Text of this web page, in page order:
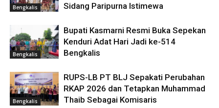
Bengkalis
Sidang Paripurna Istimewa
Bengkalis
Bupati Kasmarni Resmi Buka Sepekan
Kenduri Adat Hari Jadi ke-514
Bengkalis
Bengkalis
RUPS-LB PT BLJ Sepakati Perubahan
RKAP 2026 dan Tetapkan Muhammad
Thaib Sebagai Komisaris